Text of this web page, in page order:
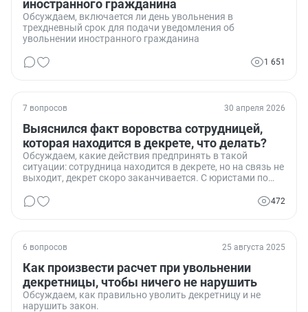
иностранного гражданина
Обсуждаем, включается ли день увольнения в
трехдневный срок для подачи уведомления об
увольнении иностранного гражданина
1 651
7 вопросов 30 апреля 2026
Выяснился факт воровства сотрудницей,
которая находится в декрете, что делать?
Обсуждаем, какие действия предпринять в такой
ситуации: сотрудница находится в декрете, но на связь не
выходит, декрет скоро заканчивается. С юристами по
472
6 вопросов 25 августа 2025
Как произвести расчет при увольнении
декретницы, чтобы ничего не нарушить
Обсуждаем, как правильно уволить декретницу и не
нарушить закон.